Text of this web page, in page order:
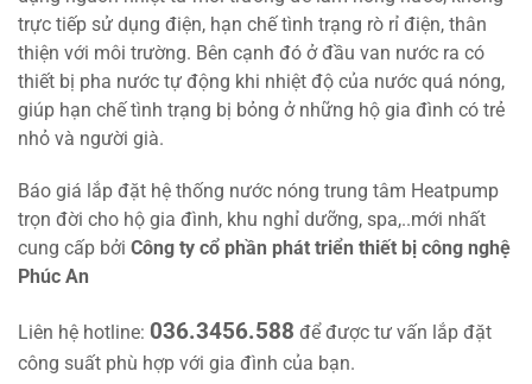
trực tiếp sử dụng điện, hạn chế tình trạng rò rỉ điện, thân
thiện với môi trường. Bên cạnh đó ở đầu van nước ra có
thiết bị pha nước tự động khi nhiệt độ của nước quá nóng,
giúp hạn chế tình trạng bị bỏng ở những hộ gia đình có trẻ
nhỏ và người già.
Báo giá lắp đặt hệ thống nước nóng trung tâm Heatpump
trọn đời cho hộ gia đình, khu nghỉ dưỡng, spa,..mới nhất
cung cấp bởi Công ty cổ phần phát triển thiết bị công nghệ
Phúc An
Liên hệ hotline: 036.3456.588 để được tư vấn lắp đặt
công suất phù hợp với gia đình của bạn.